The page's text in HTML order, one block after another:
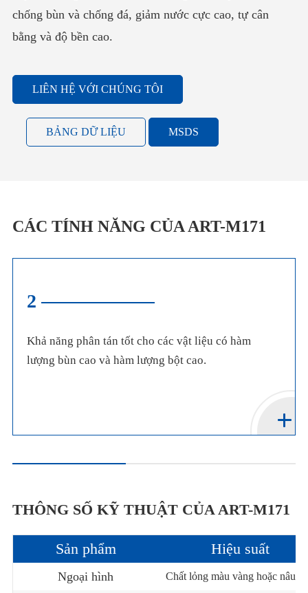
chống bùn và chống đá, giảm nước cực cao, tự cân
bằng và độ bền cao.
LIÊN HỆ VỚI CHÚNG TÔI
BẢNG DỮ LIỆU MSDS
CÁC TÍNH NĂNG CỦA ART-M171
2
Khả năng phân tán tốt cho các vật liệu có hàm
lượng bùn cao và hàm lượng bột cao.
THÔNG SỐ KỸ THUẬT CỦA ART-M171
Sản phẩm Hiệu suất
Ngoại hình Chất lỏng màu vàng hoặc nâu